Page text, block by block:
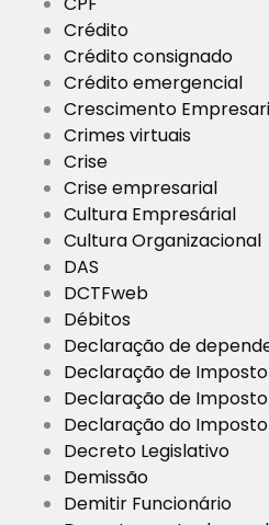
Crédito
Crédito consignado
Crédito emergencial
Crescimento
Crimes virtuais
Crise
Crise empresarial
Cultura Empresárial
Cultura Organizacional
DAS
DCTFweb
Débitos
Declaração de
Declaração de
Declaração de Imposto
Declaração do
Decreto Legislativo
Demissão
Demitir Funcionário